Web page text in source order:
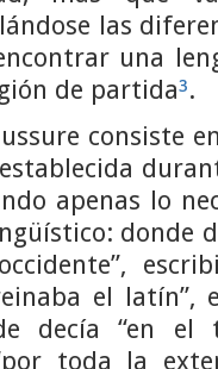
las
una
de partida³.
consiste
apenas lo
donde
el latín”,
decía “en el
toda la